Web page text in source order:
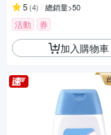
5 (4) 總銷量>50
活動 券
加入購物車